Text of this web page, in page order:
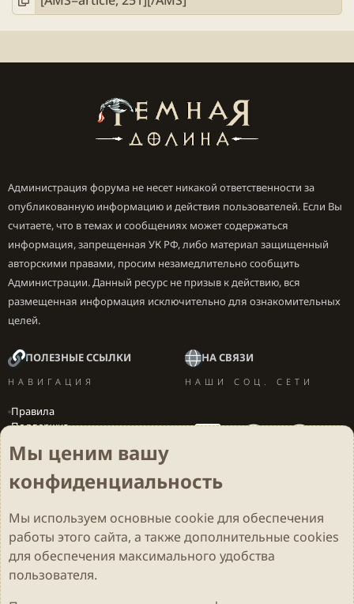
Администрация форума не несет никакой ответственности за
опубликованную информацию и действия пользователей. Если Вы
считаете, что в темах и сообщениях может содержаться
информация, запрещенная УК РФ, либо материал защищенный
авторскими правами, просим незамедлительно сообщить
Администрации. Данный ресурс не призыв к действию, вся
размещенная информация исключительно для ознакомительных
целей.
ПОЛЕЗНЫЕ ССЫЛКИ
НАВИГАЦИЯ
Правила
Поддержка
Локализация игр
НА СВЯЗИ
НАШИ СОЦ. СЕТИ
Cookies Darkdale - Основа [v.2.3.2 rc1] 🔥
Русский (RU)
Обратная связь
Условия и правила
Политика конфиденциальности
Помощь
R
Мы ценим вашу
конфиденциальность
Мы используем основные cookieдля обеспечения
работы этого сайта, а также дополнительные cookies
для обеспечения максимального удобства
пользователя.